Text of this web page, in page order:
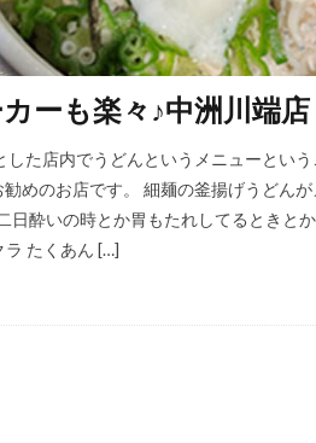
ーも楽々♪中洲川端店
た店内でうどんというメニューとい
めのお店です。 細麺の釜揚げうどんが
酔いの時とか胃もたれしてるときと
ラ たくあん […]